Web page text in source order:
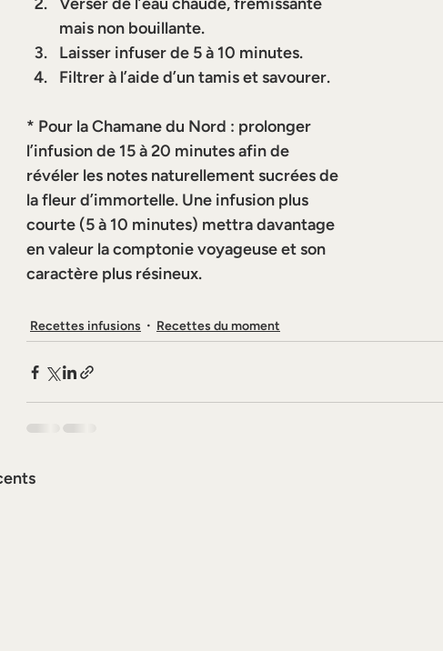
mais non bouillante.
Laisser infuser de 5 à 10 minutes.
Filtrer à l’aide d’un tamis et savourer.
* Pour la Chamane du Nord : prolonger
l’infusion de 15 à 20 minutes afin de
révéler les notes naturellement sucrées de
la fleur d’immortelle. Une infusion plus
courte (5 à 10 minutes) mettra davantage
en valeur la comptonie voyageuse et son
caractère plus résineux.
Recettes infusions Recettes du moment